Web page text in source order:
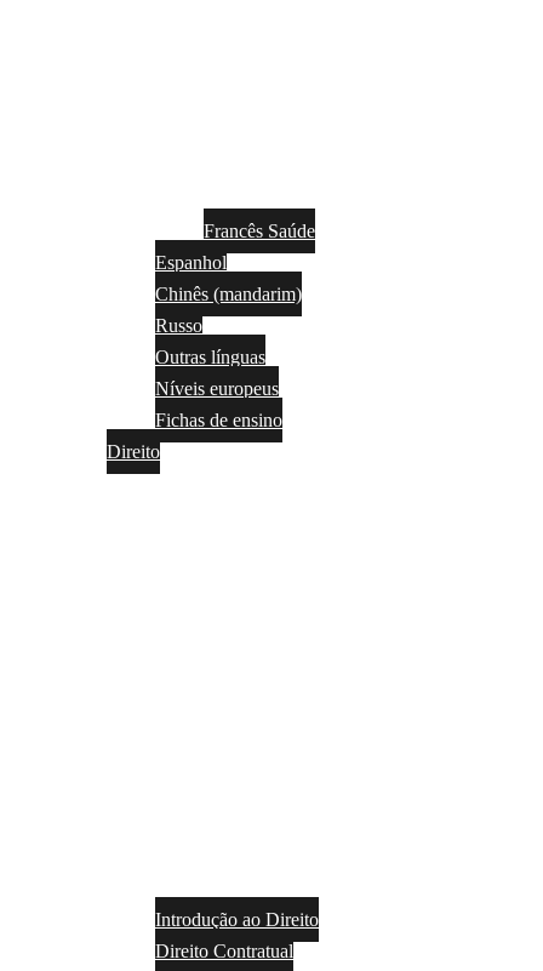
Francês Saúde
Espanhol
Chinês (mandarim)
Russo
Outras línguas
Níveis europeus
Fichas de ensino
Direito
Introdução ao Direito
Direito Contratual